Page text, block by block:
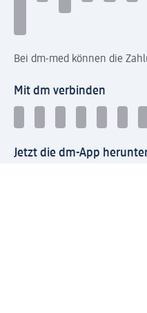
Bei dm-med können die
Mit dm verbinden
Jetzt die dm-App